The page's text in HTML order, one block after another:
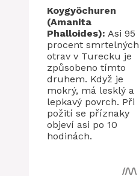
Koygyöchuren
(Amanita
Phalloides): Asi 95
procent smrtelných
otrav v Turecku je
způsobeno tímto
druhem. Když je
mokrý, má lesklý a
lepkavý povrch. Při
požití se příznaky
objeví asi po 10
hodinách.